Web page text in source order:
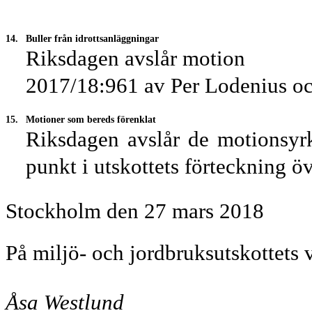
14. Buller från idrottsanläggningar
Riksdagen avslår motion
2017/18:961 av Per Lodenius
15. Motioner som bereds förenklat
Riksdagen avslår de
punkt i utskottets förteckning
Stockholm den 27 mars 2018
På miljö- och jordbruksutskottets
Åsa Westlund